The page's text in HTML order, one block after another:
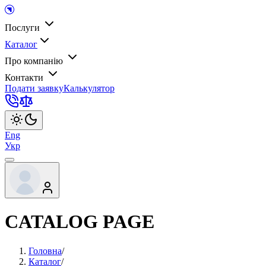
Послуги
Каталог
Про компанію
Контакти
Подати заявкуКалькулятор
Eng
Укр
CATALOG PAGE
Головна/
Каталог/